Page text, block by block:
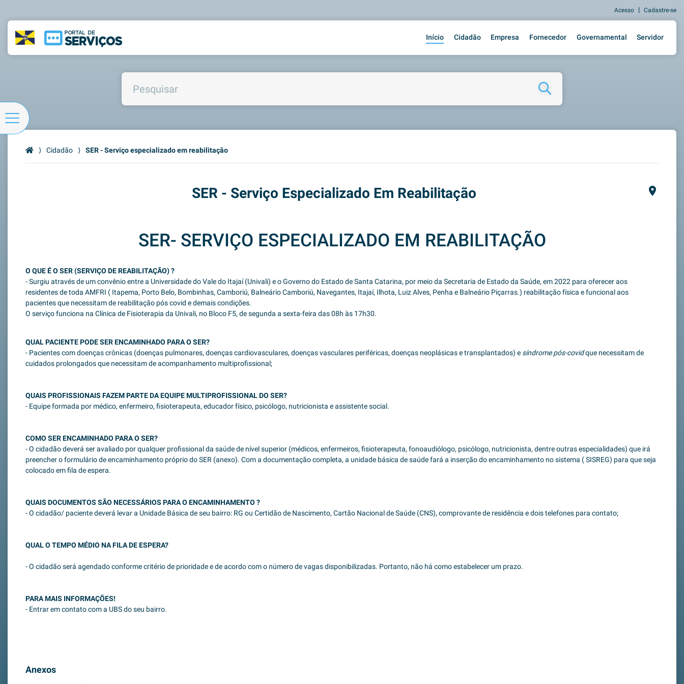
Início Cidadão Empresa Fornecedor Governamental Servidor
Acesso | Cadastre-se
⟩ Cidadão ⟩ SER - Serviço especializado em reabilitação
SER - Serviço Especializado Em Reabilitação place
SER- SERVIÇO ESPECIALIZADO EM REABILITAÇÃO
O QUE É O SER (SERVIÇO DE REABILITAÇÃO) ?
- Surgiu através de um convênio entre a Universidade do Vale do Itajaí (Univali) e o Governo do Estado de Santa Catarina, por meio da Secretaria de Estado da Saúde, em 2022 para oferecer aos
residentes de toda AMFRI ( Itapema, Porto Belo, Bombinhas, Camboriú, Balneário Camboriú, Navegantes, Itajaí, Ilhota, Luiz Alves, Penha e Balneário Piçarras.) reabilitação física e funcional aos
pacientes que necessitam de reabilitação pós covid e demais condições.
O serviço funciona na Clínica de Fisioterapia da Univali, no Bloco F5, de segunda a sexta-feira das 08h às 17h30.
QUAL PACIENTE PODE SER ENCAMINHADO PARA O SER?
- Pacientes com doenças crônicas (doenças pulmonares, doenças cardiovasculares, doenças vasculares periféricas, doenças neoplásicas e transplantados) e síndrome pós-covidque necessitam de
cuidados prolongados que necessitam de acompanhamento multiprofissional;
QUAIS PROFISSIONAIS FAZEM PARTE DA EQUIPE MULTIPROFISSIONAL DO SER?
- Equipe formada por médico, enfermeiro, fisioterapeuta, educador físico, psicólogo, nutricionista e assistente social.
COMO SER ENCAMINHADO PARA O SER?
- O cidadão deverá ser avaliado por qualquer profissional da saúde de nível superior (médicos, enfermeiros, fisioterapeuta, fonoaudiólogo, psicólogo, nutricionista, dentre outras especialidades) que irá
preencher o formulário de encaminhamento próprio do SER (anexo). Com a documentação completa, a unidade básica de saúde fará a inserção do encaminhamento no sistema ( SISREG) para que seja
colocado em fila de espera.
QUAIS DOCUMENTOS SÃO NECESSÁRIOS PARA O ENCAMINHAMENTO ?
- O cidadão/ paciente deverá levar a Unidade Básica de seu bairro: RG ou Certidão de Nascimento, Cartão Nacional de Saúde (CNS), comprovante de residência e dois telefones para contato;
QUAL O TEMPO MÉDIO NA FILA DE ESPERA?
- O cidadão será agendado conforme critério de prioridade e de acordo com o número de vagas disponibilizadas. Portanto, não há como estabelecer um prazo.
PARA MAIS INFORMAÇÕES!
- Entrar em contato com a UBS do seu bairro.
Anexos